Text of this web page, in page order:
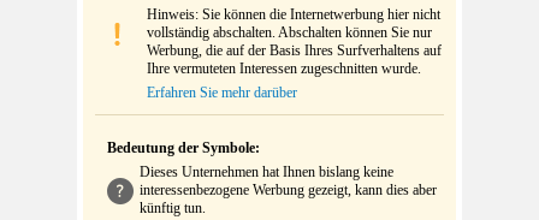
Hinweis: Sie können die Internetwerbung hier nicht
vollständig abschalten. Abschalten können Sie nur
Werbung, die auf der Basis Ihres Surfverhaltens auf
Ihre vermuteten Interessen zugeschnitten wurde.
Erfahren Sie mehr darüber
Bedeutung der Symbole:
Dieses Unternehmen hat Ihnen bislang keine
interessenbezogene Werbung gezeigt, kann dies aber
künftig tun.